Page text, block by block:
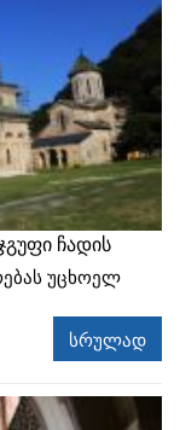
ჩადის
უცხოელ
სრულად